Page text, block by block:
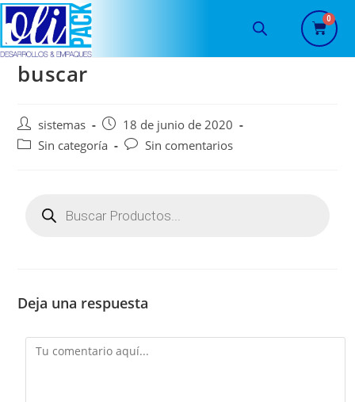
buscar
sistemas
18 de junio de 2020
Sin categoría
Sin comentarios
Deja una respuesta